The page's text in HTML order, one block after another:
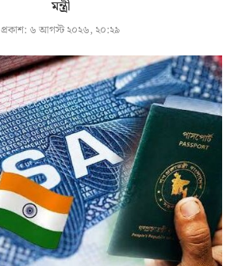
মন্ত্রী
প্রকাশ: ৬ আগস্ট ২০২৬, ২০:২৯